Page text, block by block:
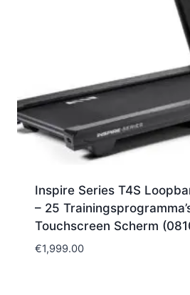
Inspire Series T4S
– 25
Touchscreen Scherm
€1,999.00